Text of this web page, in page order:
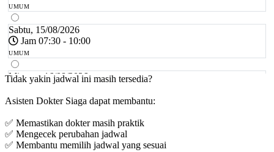
UMUM
Sabtu, 15/08/2026
Jam 07:30 - 10:00
UMUM
Minggu, 16/08/2026
Jam 07:00 - 10:00
UMUM
Senin, 17/08/2026
Jam 07:00 - 09:00
UMUM
Tidak yakin jadwal ini masih tersedia?
Asisten Dokter Siaga dapat membantu:
✅ Memastikan dokter masih praktik
✅ Mengecek perubahan jadwal
✅ Membantu memilih jadwal yang sesuai